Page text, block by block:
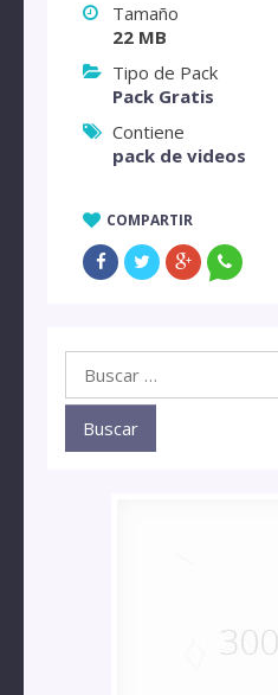
Tamaño
22 MB
Tipo de Pack
Pack Gratis
Contiene
pack de videos
COMPARTIR